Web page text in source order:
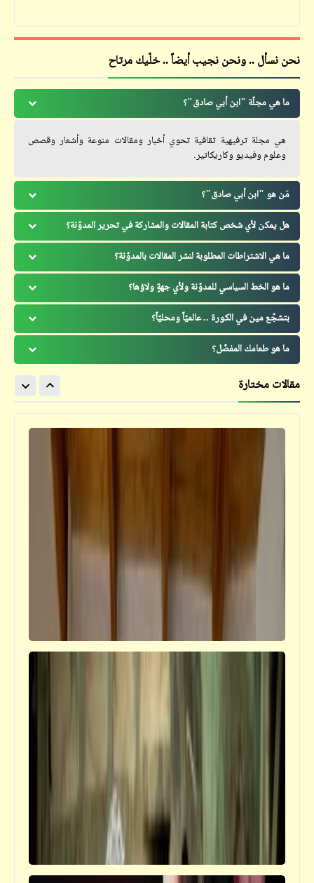
نحن نسأل .. ونحن نجيب أيضاً .. خلّيك مرتاح
ما هي مجلّة "ابن أبي صادق"؟
هي مجلة ترفيهية ثقافية تحوي أخبار ومقالات منوعة وأشعار وقصص
وعلوم وفيديو وكاريكاتير.
مَن هو "ابن أبي صادق"؟
هل يمكن لأي شخص كتابة المقالات والمشاركة في تحرير المدوّنة؟
ما هي الاشتراطات المطلوبة لنشر المقالات بالمدوّنة؟
ما هو الخط السياسي للمدوّنة ولأي جهةٍ ولاؤها؟
بتشجّع مين في الكورة .. عالميّاً ومحليّاً؟
ما هو طعامك المفضّل؟
مقالات مختارة